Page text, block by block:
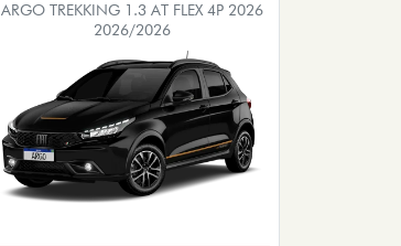
ARGO TREKKING 1.3 AT FLEX 4P 2026
2026/2026